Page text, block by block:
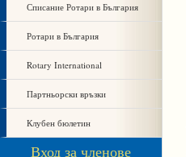
Списание Ротари в България
Ротари в България
Rotary International
Партньорски връзки
Клубен бюлетин
Вход за членове